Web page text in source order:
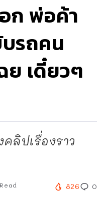
ก พ่อค้า
รถคน
ย เดี๋ยวๆ
ลิปเรื่องราว
826 0